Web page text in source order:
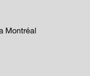
Montréal